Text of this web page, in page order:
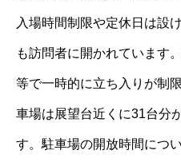
入場時間制限や定休日は設
も訪問者に開かれています
等で一時的に立ち入りが制
車場は展望台近くに31台分
す。駐車場の開放時間につ